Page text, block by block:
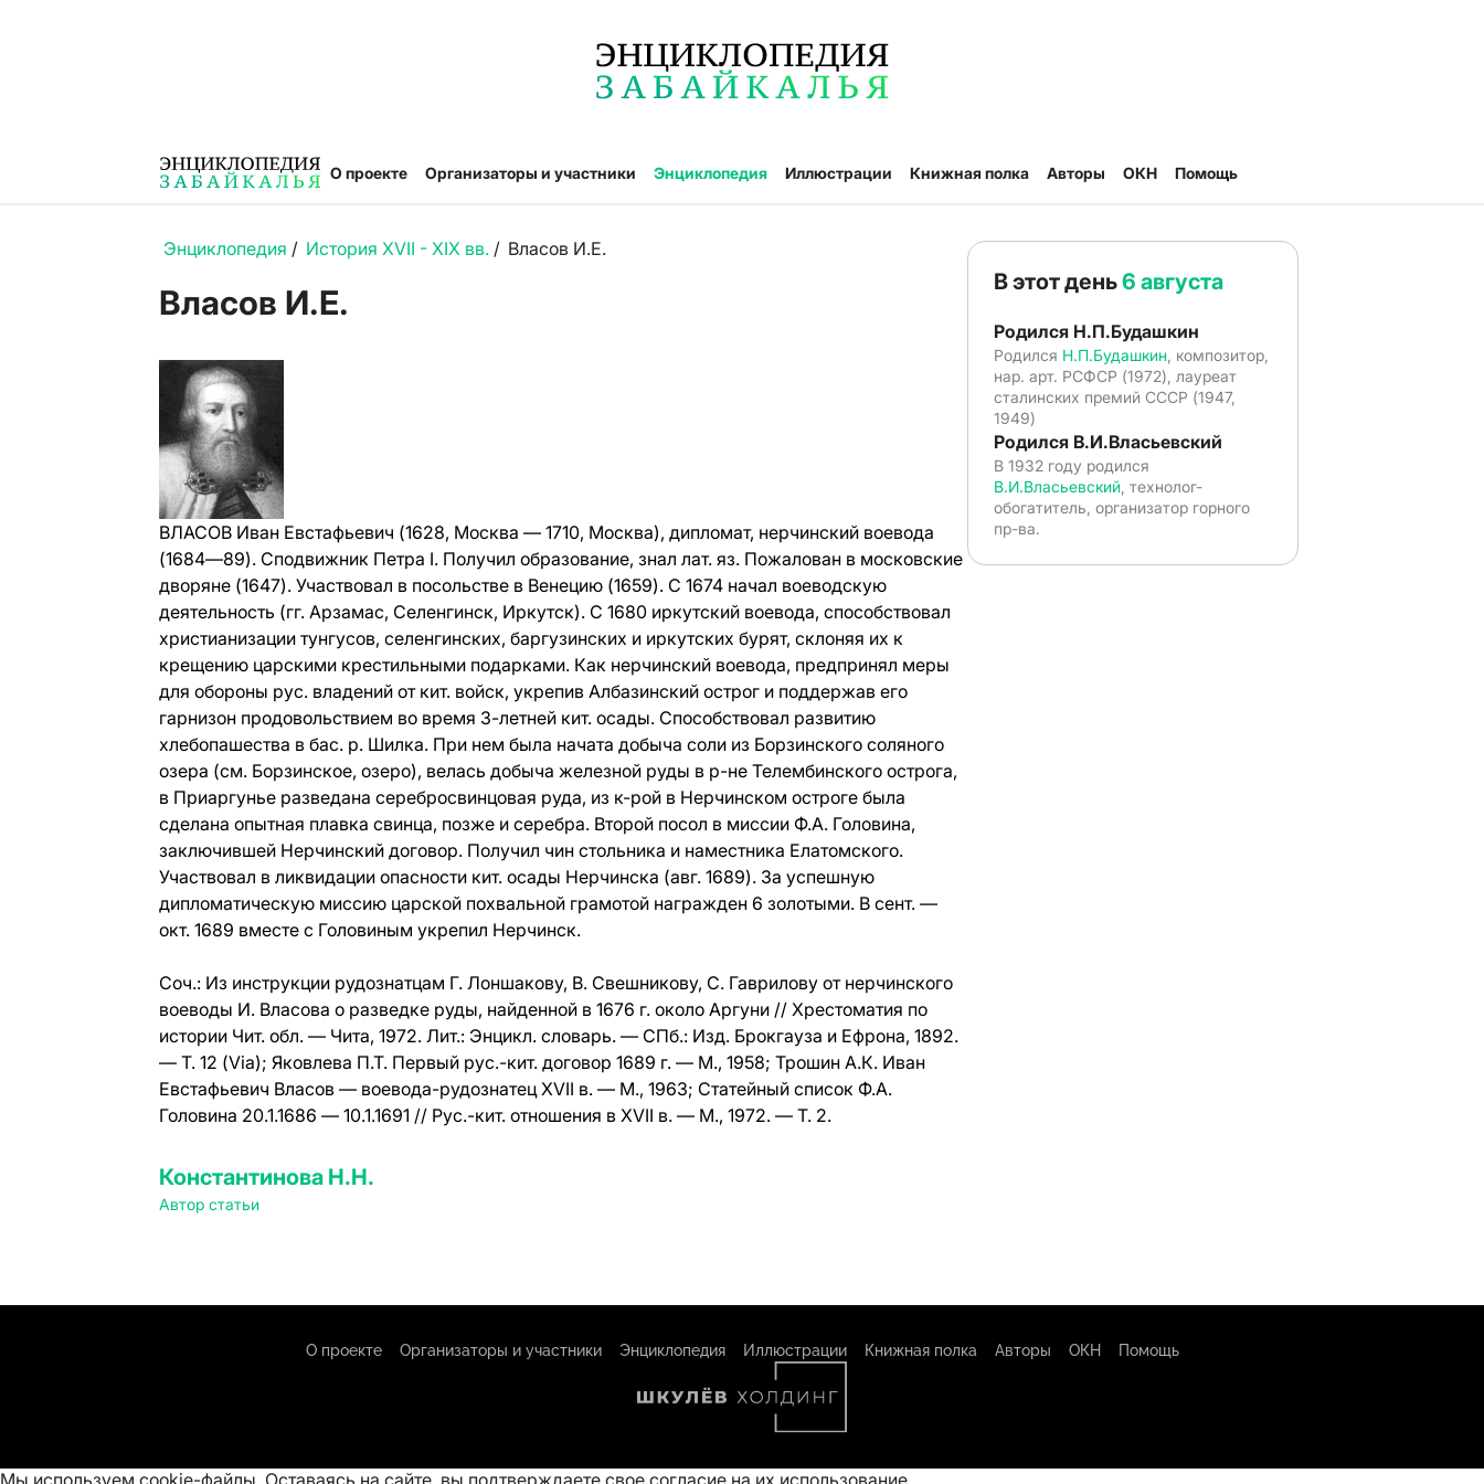
О проекте Организаторы и участники Энциклопедия Иллюстрации Книжная полка Авторы ОКН Помощь
Энциклопедия / История XVII - XIX вв. / Власов И.Е.
Власов И.Е.
ВЛАСОВ Иван Евстафьевич (1628, Москва — 1710, Москва), дипломат, нерчинский воевода
(1684—89). Сподвижник Петра I. Получил образование, знал лат. яз. Пожалован в московские
дворяне (1647). Участвовал в посольстве в Венецию (1659). С 1674 начал воеводскую
деятельность (гг. Арзамас, Селенгинск, Иркутск). С 1680 иркутский воевода, способствовал
христианизации тунгусов, селенгинских, баргузинских и иркутских бурят, склоняя их к
крещению царскими крестильными подарками. Как нерчинский воевода, предпринял меры
для обороны рус. владений от кит. войск, укрепив Албазинский острог и поддержав его
гарнизон продовольствием во время 3-летней кит. осады. Способствовал развитию
хлебопашества в бас. р. Шилка. При нем была начата добыча соли из Борзинского соляного
озера (см. Борзинское, озеро), велась добыча железной руды в р-не Телембинского острога,
в Приаргунье разведана серебросвинцовая руда, из к-рой в Нерчинском остроге была
сделана опытная плавка свинца, позже и серебра. Второй посол в миссии Ф.А. Головина,
заключившей Нерчинский договор. Получил чин стольника и наместника Елатомского.
Участвовал в ликвидации опасности кит. осады Нерчинска (авг. 1689). За успешную
дипломатическую миссию царской похвальной грамотой награжден 6 золотыми. В сент. —
окт. 1689 вместе с Головиным укрепил Нерчинск.
Соч.: Из инструкции рудознатцам Г. Лоншакову, В. Свешникову, С. Гаврилову от нерчинского
воеводы И. Власова о разведке руды, найденной в 1676 г. около Аргуни // Хрестоматия по
истории Чит. обл. — Чита, 1972. Лит.: Энцикл. словарь. — СПб.: Изд. Брокгауза и Ефрона, 1892.
— Т. 12 (Via); Яковлева П.Т. Первый рус.-кит. договор 1689 г. — М., 1958; Трошин А.К. Иван
Евстафьевич Власов — воевода-рудознатец XVII в. — М., 1963; Статейный список Ф.А.
Головина 20.1.1686 — 10.1.1691 // Рус.-кит. отношения в XVII в. — М., 1972. — Т. 2.
Константинова Н.Н.
Автор статьи
В этот день6 августа
Родился Н.П.Будашкин
Родился Н.П.Будашкин , композитор,
нар. арт. РСФСР (1972), лауреат
сталинских премий СССР (1947,
1949)
Родился В.И.Власьевский
В 1932 году родился
В.И.Власьевский , технолог-
обогатитель, организатор горного
пр-ва.
О проекте Организаторы и участники Энциклопедия Иллюстрации Книжная полка Авторы ОКН Помощь
Мы используем cookie-файлы. Оставаясь на сайте, вы подтверждаете свое согласие на их использование